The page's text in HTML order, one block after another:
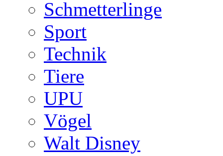
Schmetterlinge
Sport
Technik
Tiere
UPU
Vögel
Walt Disney